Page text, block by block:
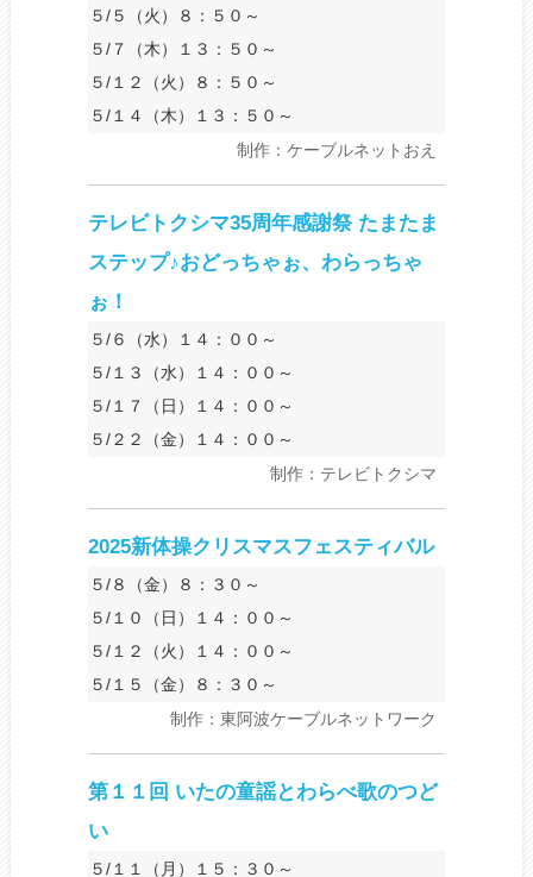
５/５（火）８：５０～
５/７（木）１３：５０～
５/１２（火）８：５０～
５/１４（木）１３：５０～
制作：ケーブルネットおえ
テレビトクシマ35周年感謝祭 たまたま
ステップ♪おどっちゃぉ、わらっちゃ
ぉ！
５/６（水）１４：００～
５/１３（水）１４：００～
５/１７（日）１４：００～
５/２２（金）１４：００～
制作：テレビトクシマ
2025新体操クリスマスフェスティバル
５/８（金）８：３０～
５/１０（日）１４：００～
５/１２（火）１４：００～
５/１５（金）８：３０～
制作：東阿波ケーブルネットワーク
第１１回 いたの童謡とわらべ歌のつど
い
５/１１（月）１５：３０～